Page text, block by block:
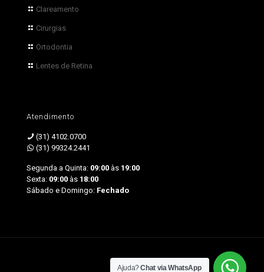
Clareamento
Cirurgias
Ortodontia
Lentes de Retina
Atendimento
(31) 4102.0700
(31) 99324.2441
Segunda a Quinta: 09:00 às 19:00
Sexta: 09:00 às 18:00
Sábado e Domingo: Fechado
Ajuda?Chat via WhatsApp